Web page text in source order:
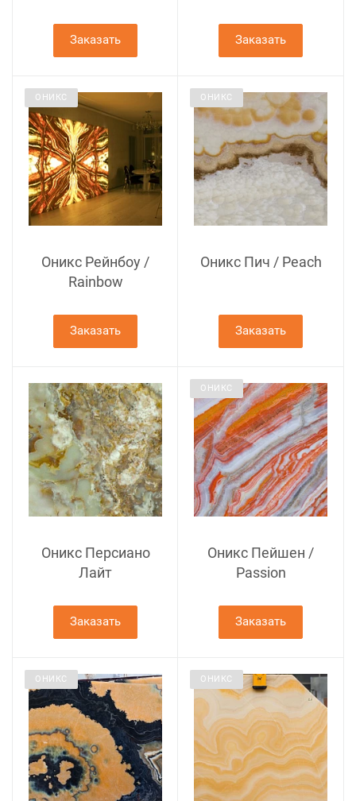
Заказать Заказать
ОНИКС
Оникс Рейнбоу /
Rainbow
Заказать
ОНИКС
Оникс Пич / Peach
Заказать
Оникс Персиано
Лайт
Заказать
ОНИКС
Оникс Пейшен /
Passion
Заказать
ОНИКС ОНИКС